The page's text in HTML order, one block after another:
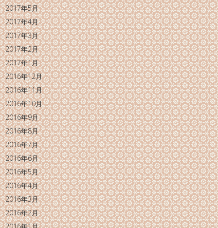
2017年5月
2017年4月
2017年3月
2017年2月
2017年1月
2016年12月
2016年11月
2016年10月
2016年9月
2016年8月
2016年7月
2016年6月
2016年5月
2016年4月
2016年3月
2016年2月
2016年1月